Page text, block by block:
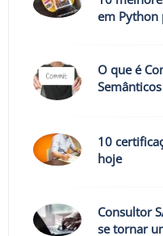
em Python
O que é
Semânticos
10
hoje
Consultor
se tornar